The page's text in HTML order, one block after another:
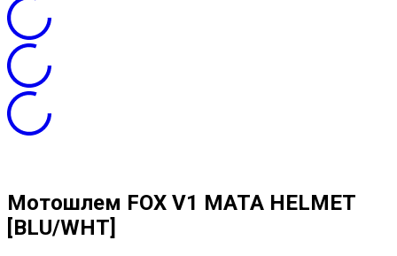
Мотошлем FOX V1 MATA HELMET
[BLU/WHT]